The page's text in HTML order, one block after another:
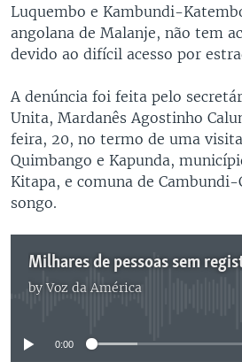
Luquembo e Kambundi-
angolana de Malanje, não tem
devido ao difícil acesso por
A denúncia foi feita pelo
Unita, Mardanês Agostinho
feira, 20, no termo de uma
Quimbango e Kapunda,
Kitapa, e comuna de
songo.
byVoz da América
No media source
0:00